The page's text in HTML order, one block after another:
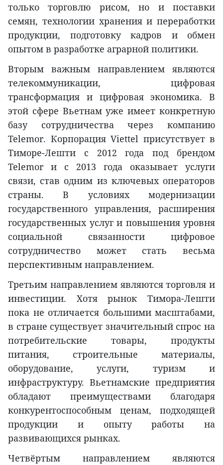
только торговлю рисом, но и поставки
семян, технологии хранения и переработки
продукции, подготовку кадров и обмен
опытом в разработке аграрной политики.
Вторым важным направлением являются
телекоммуникации, цифровая
трансформация и цифровая экономика. В
этой сфере Вьетнам уже имеет конкретную
базу сотрудничества через компанию
Telemor. Корпорация Viettel присутствует в
Тиморе-Лешти с 2012 года под брендом
Telemor и с 2013 года оказывает услуги
связи, став одним из ключевых операторов
страны. В условиях модернизации
государственного управления, расширения
государственных услуг и повышения уровня
социальной связанности цифровое
сотрудничество может стать весьма
перспективным направлением.
Третьим направлением являются торговля и
инвестиции. Хотя рынок Тимора-Лешти
пока не отличается большими масштабами,
в стране существует значительный спрос на
потребительские товары, продукты
питания, строительные материалы,
оборудование, услуги, туризм и
инфраструктуру. Вьетнамские предприятия
обладают преимуществами благодаря
конкурентоспособным ценам, подходящей
продукции и опыту работы на
развивающихся рынках.
Четвёртым направлением являются